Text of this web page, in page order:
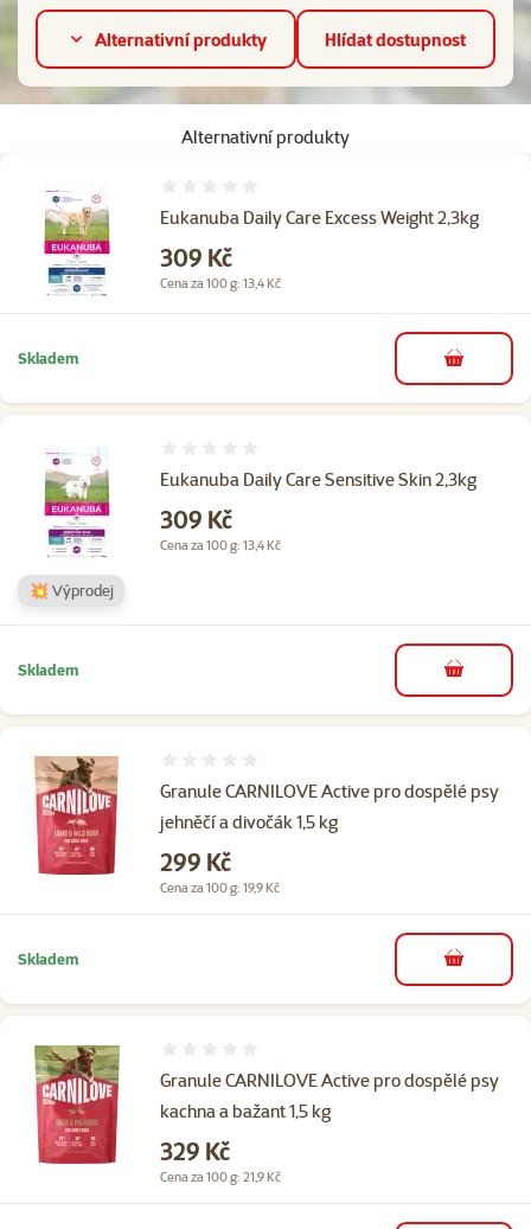
Alternativní produkty Hlídat dostupnost
Alternativní produkty
Eukanuba Daily Care Excess Weight 2,3kg
Cena
309 Kč
Cena za 100 g: 13,4 Kč
Skladem do košíku
Eukanuba Daily Care Sensitive Skin 2,3kg
Cena
309 Kč
Cena za 100 g: 13,4 Kč
💥 Výprodej
Skladem do košíku
Granule CARNILOVE Active pro dospělé psy
jehněčí a divočák 1,5 kg
Cena
299 Kč
Cena za 100 g: 19,9 Kč
Skladem do košíku
Granule CARNILOVE Active pro dospělé psy
kachna a bažant 1,5 kg
Cena
329 Kč
Cena za 100 g: 21,9 Kč